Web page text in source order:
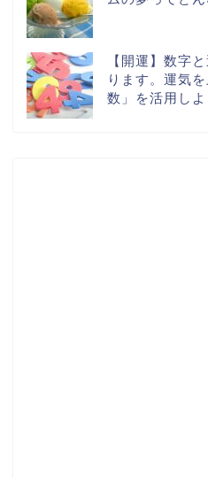
【開運】数字
ります。運気
数」を活用しよ